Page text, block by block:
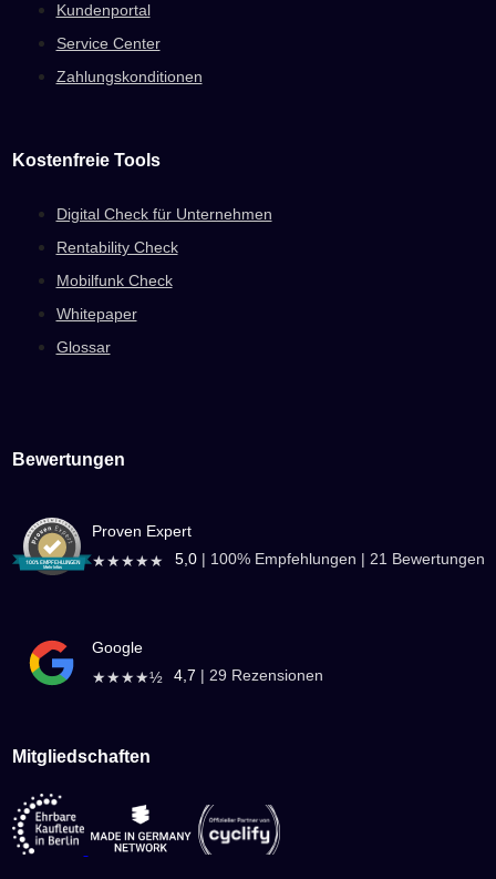
Kundenportal
Service Center
Zahlungskonditionen
Kostenfreie Tools
Digital Check für Unternehmen
Rentability Check
Mobilfunk Check
Whitepaper
Glossar
Bewertungen
Proven Expert
★★★★★
5,0| 100% Empfehlungen | 21 Bewertungen
Google
★★★★½
4,7 | 29 Rezensionen
Mitgliedschaften